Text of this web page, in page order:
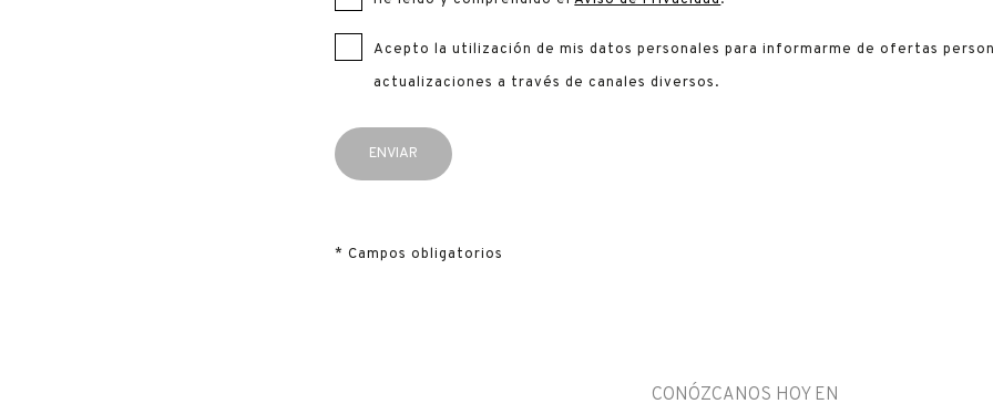
Acepto la utilización de mis datos personales para informarme de ofertas
actualizaciones a través de canales diversos.
* Campos obligatorios
CONÓZCANOS HOY EN